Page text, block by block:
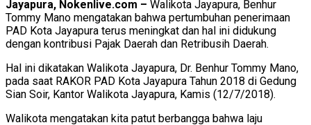
Jayapura, Nokenlive.com – Walikota Jayapura, Benhur
Tommy Mano mengatakan bahwa pertumbuhan penerimaan
PAD Kota Jayapura terus meningkat dan hal ini didukung
dengan kontribusi Pajak Daerah dan Retribusih Daerah.
Hal ini dikatakan Walikota Jayapura, Dr. Benhur Tommy Mano,
pada saat RAKOR PAD Kota Jayapura Tahun 2018 di Gedung
Sian Soir, Kantor Walikota Jayapura, Kamis (12/7/2018).
Walikota mengatakan kita patut berbangga bahwa laju